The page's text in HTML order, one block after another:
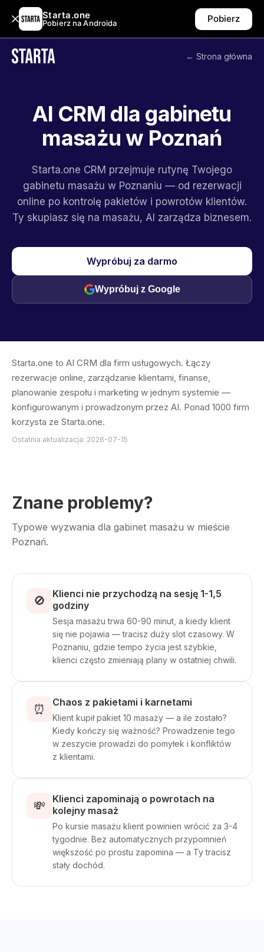
Starta.one
Pobierz na Androida Pobierz
← Strona główna
AI CRM dla gabinetu
masażu w Poznań
Starta.one CRM przejmuje rutynę Twojego
gabinetu masażu w Poznaniu — od rezerwacji
online po kontrolę pakietów i powrotów klientów.
Ty skupiasz się na masażu, AI zarządza biznesem.
Wypróbuj za darmo
Wypróbuj z Google
Starta.one to AI CRM dla firm usługowych. Łączy
rezerwacje online, zarządzanie klientami, finanse,
planowanie zespołu i marketing w jednym systemie —
konfigurowanym i prowadzonym przez AI. Ponad 1000 firm
korzysta ze Starta.one.
Ostatnia aktualizacja: 2026-07-15
Znane problemy?
Typowe wyzwania dla gabinet masażu w mieście
Poznań.
🚫
Klienci nie przychodzą na sesję 1-1,5
godziny
Sesja masażu trwa 60-90 minut, a kiedy klient
się nie pojawia — tracisz duży slot czasowy. W
Poznaniu, gdzie tempo życia jest szybkie,
klienci często zmieniają plany w ostatniej chwili.
⏰ Chaos z pakietami i karnetami
Klient kupił pakiet 10 masaży — a ile zostało?
Kiedy kończy się ważność? Prowadzenie tego
w zeszycie prowadzi do pomyłek i konfliktów
z klientami.
💸
Klienci zapominają o powrotach na
kolejny masaż
Po kursie masażu klient powinien wrócić za 3-4
tygodnie. Bez automatycznych przypomnień
większość po prostu zapomina — a Ty tracisz
stały dochód.